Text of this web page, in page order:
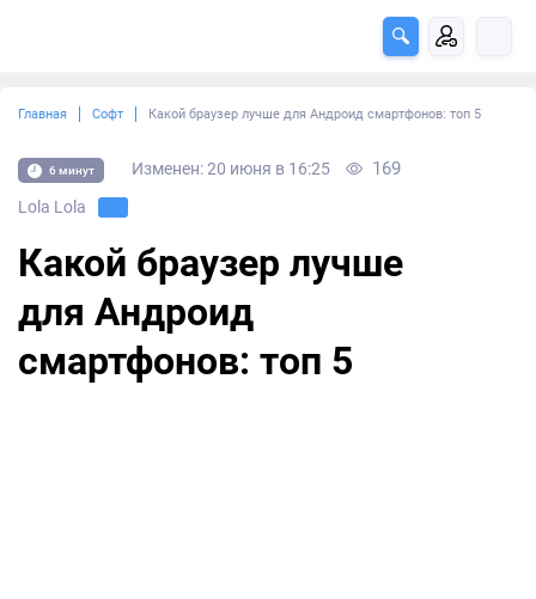
Главная Софт Какой браузер лучше для Андроид смартфонов: топ 5
6 минут Изменен: 20 июня в 16:25 169
Lola Lola
Какой браузер лучше
для Андроид
смартфонов: топ 5